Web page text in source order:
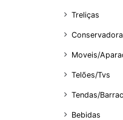
Treliças
Moveis/
Telões/Tvs
Tendas/
Bebidas